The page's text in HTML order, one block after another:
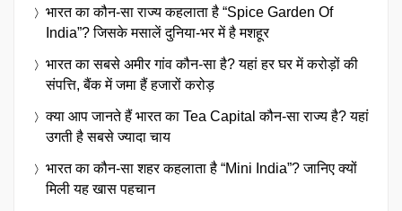
भारत का कौन-सा राज्य कहलाता है “Spice Garden Of
India”? जिसके मसालें दुनिया-भर में है मशहूर
भारत का सबसे अमीर गांव कौन-सा है? यहां हर घर में करोड़ों की
संपत्ति, बैंक में जमा हैं हजारों करोड़
क्या आप जानते हैं भारत का Tea Capital कौन-सा राज्य है? यहां
उगती है सबसे ज्यादा चाय
भारत का कौन-सा शहर कहलाता है “Mini India”? जानिए क्यों
मिली यह खास पहचान